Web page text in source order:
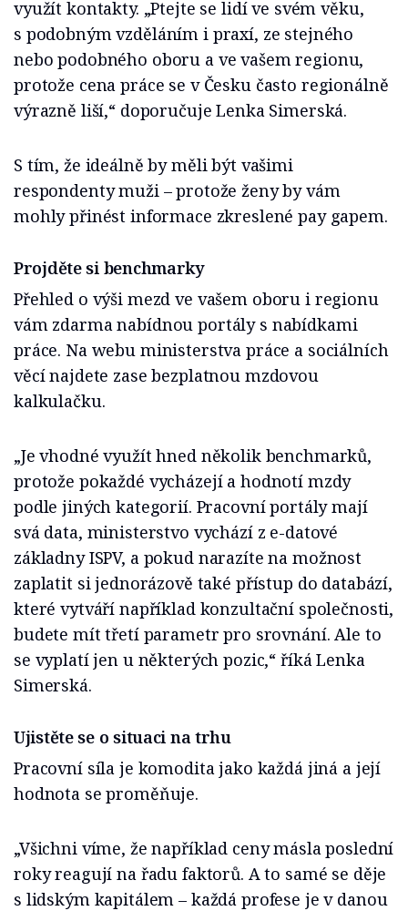
využít kontakty. „Ptejte se lidí ve svém věku,
s podobným vzděláním i praxí, ze stejného
nebo podobného oboru a ve vašem regionu,
protože cena práce se v Česku často regionálně
výrazně liší,“ doporučuje Lenka Simerská.
S tím, že ideálně by měli být vašimi
respondenty muži – protože ženy by vám
mohly přinést informace zkreslené pay gapem.
Projděte si benchmarky
Přehled o výši mezd ve vašem oboru i regionu
vám zdarma nabídnou portály s nabídkami
práce. Na webu ministerstva práce a sociálních
věcí najdete zase bezplatnou mzdovou
kalkulačku.
„Je vhodné využít hned několik benchmarků,
protože pokaždé vycházejí a hodnotí mzdy
podle jiných kategorií. Pracovní portály mají
svá data, ministerstvo vychází z e-datové
základny ISPV, a pokud narazíte na možnost
zaplatit si jednorázově také přístup do databází,
které vytváří například konzultační společnosti,
budete mít třetí parametr pro srovnání. Ale to
se vyplatí jen u některých pozic,“ říká Lenka
Simerská.
Ujistěte se o situaci na trhu
Pracovní síla je komodita jako každá jiná a její
hodnota se proměňuje.
„Všichni víme, že například ceny másla poslední
roky reagují na řadu faktorů. A to samé se děje
s lidským kapitálem – každá profese je v danou